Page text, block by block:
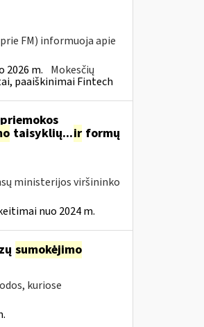
FM) informuoja apie
2026 m. Mokesčių
paaiškinimai Fintech
taisyklių...irformų
ministerijos viršininko
nuo 2024 m.
sumokėjimo
kuriose